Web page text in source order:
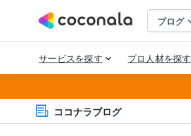
ココナラブログ